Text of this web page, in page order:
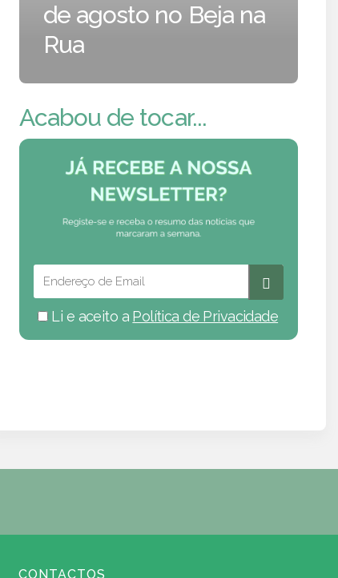
de agosto no Beja na
Rua
Acabou de tocar...
Li e aceito a Política de Privacidade
CONTACTOS